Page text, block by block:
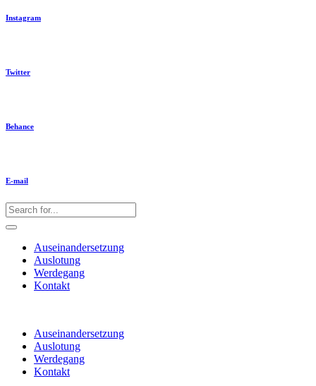
Instagram
Twitter
Behance
E-mail
Auseinandersetzung
Auslotung
Werdegang
Kontakt
Auseinandersetzung
Auslotung
Werdegang
Kontakt